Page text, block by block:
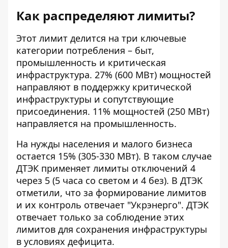
Как распределяют лимиты?
Этот лимит делится на три ключевые
категории потребления – быт,
промышленность и критическая
инфраструктура. 27% (600 МВт) мощностей
направляют в поддержку критической
инфраструктуры и сопутствующие
присоединения. 11% мощностей (250 МВт)
направляется на промышленность.
На нужды населения и малого бизнеса
остается 15% (305-330 МВт). В таком случае
ДТЭК применяет лимиты отключений 4
через 5 (5 часа со светом и 4 без). В ДТЭК
отметили, что за формирование лимитов
и их контроль отвечает "Укрэнерго". ДТЭК
отвечает только за соблюдение этих
лимитов для сохранения инфраструктуры
в условиях дефицита.